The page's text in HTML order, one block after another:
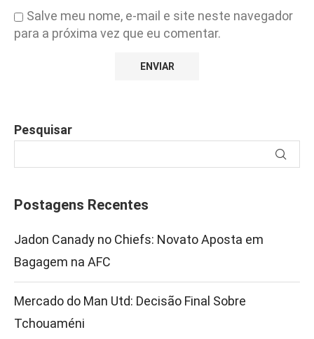
Salve meu nome, e-mail e site neste navegador
para a próxima vez que eu comentar.
Pesquisar
Postagens Recentes
Jadon Canady no Chiefs: Novato Aposta em
Bagagem na AFC
Mercado do Man Utd: Decisão Final Sobre
Tchouaméni